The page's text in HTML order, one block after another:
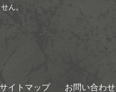
ん。
サイトマップ お問い合わせ